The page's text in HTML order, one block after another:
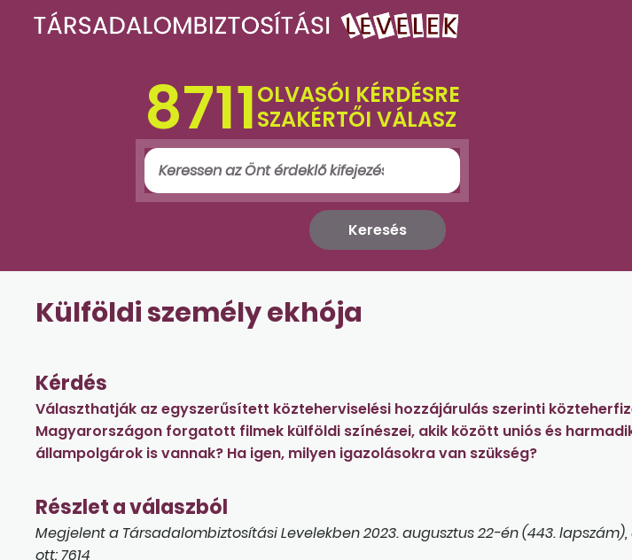
8711OLVASÓI KÉRDÉSRE
SZAKÉRTŐI VÁLASZ
Külföldi személy ekhója
Kérdés
Választhatják az egyszerűsített közteherviselési hozzájárulás szerinti
Magyarországon forgatott filmek külföldi színészei, akik között uniós és
állampolgárok is vannak? Ha igen, milyen igazolásokra van szükség?
Részlet a válaszból
Megjelent a Társadalombiztosítási Levelekben 2023. augusztus 22-én (443.
ott: 7614